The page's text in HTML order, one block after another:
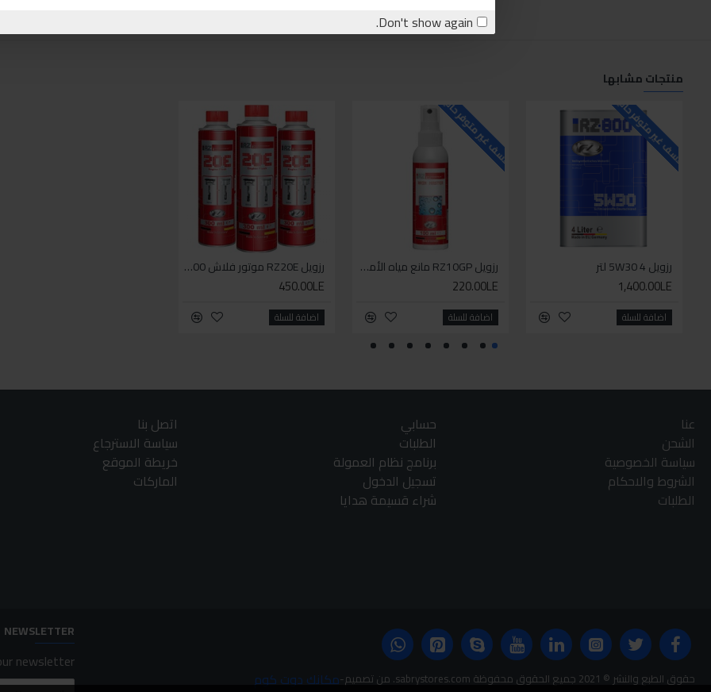
Don't show again.
منتجات مشابها
للاسف غير متوفر حاليا
رزويل 5W30 4 لتر
1,400.00LE
اضافة للسلة
للاسف غير متوفر حاليا
رزويل RZ10GP مانع مياه الأمطار 100مل
220.00LE
اضافة للسلة
رزويل RZ20E موتور فلاش 300مل
450.00LE
اضافة للسلة
عنا
الشحن
سياسة الخصوصية
الشروط والاحكام
الطلبات
حسابي
الطلبات
برنامج نظام العمولة
تسجيل الدخول
شراء قسيمة هدايا
اتصل بنا
سياسة الاسترجاع
خريطة الموقع
الماركات
حقوق الطبع والنشر © 2021 جميع الحقوق محفوظة sabrystores.com. من تصميم- مكانك دوت كوم
NEWSLETTER
newsletter.